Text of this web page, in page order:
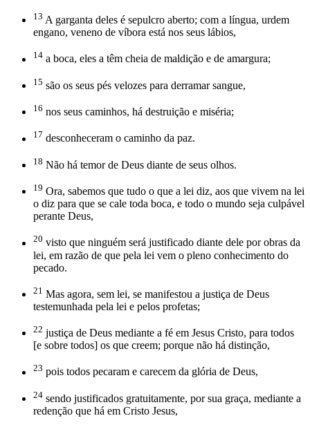
13 A garganta deles é sepulcro aberto; com a língua, urdem
engano, veneno de víbora está nos seus lábios,
14 a boca, eles a têm cheia de maldição e de amargura;
15 são os seus pés velozes para derramar sangue,
16 nos seus caminhos, há destruição e miséria;
17 desconheceram o caminho da paz.
18 Não há temor de Deus diante de seus olhos.
19 Ora, sabemos que tudo o que a lei diz, aos que vivem na lei
o diz para que se cale toda boca, e todo o mundo seja culpável
perante Deus,
20 visto que ninguém será justificado diante dele por obras da
lei, em razão de que pela lei vem o pleno conhecimento do
pecado.
21 Mas agora, sem lei, se manifestou a justiça de Deus
testemunhada pela lei e pelos profetas;
22 justiça de Deus mediante a fé em Jesus Cristo, para todos
[e sobre todos] os que creem; porque não há distinção,
23 pois todos pecaram e carecem da glória de Deus,
24 sendo justificados gratuitamente, por sua graça, mediante a
redenção que há em Cristo Jesus,